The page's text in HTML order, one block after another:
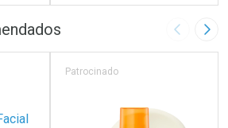
FECHAR
FECHAR
Laboratório
Por Menos
Imagem
Patrocinado